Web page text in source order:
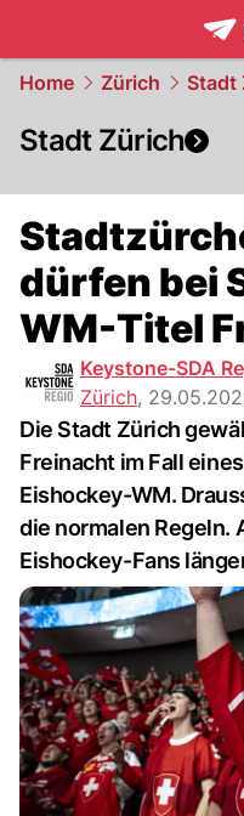
Home Zürich Stadt
Stadt Zürich
dürfen bei
WM-Titel
Keystone-SDA
Zürich,
Die Stadt Zürich
Freinacht im Fall
Eishockey-WM.
die normalen
Eishockey-Fans